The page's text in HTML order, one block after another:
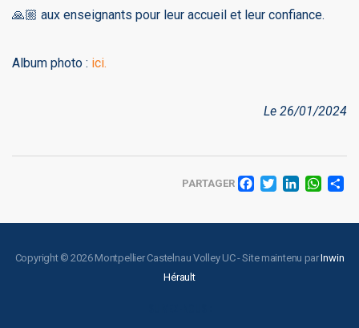
🙏🏼 aux enseignants pour leur accueil et leur confiance.
Album photo : ici.
Le 26/01/2024
PARTAGER
Copyright © 2026 Montpellier Castelnau Volley UC - Site maintenu parInwin
Hérault